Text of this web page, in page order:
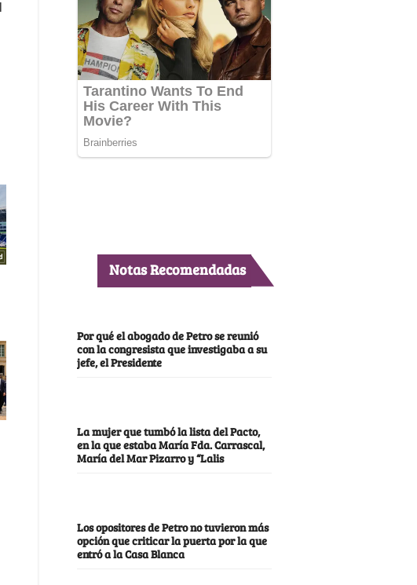
Notas Recomendadas
Por qué el abogado de Petro se reunió
con la congresista que investigaba a su
jefe, el Presidente
La mujer que tumbó la lista del Pacto,
en la que estaba María Fda. Carrascal,
María del Mar Pizarro y “Lalis
Los opositores de Petro no tuvieron más
opción que criticar la puerta por la que
entró a la Casa Blanca